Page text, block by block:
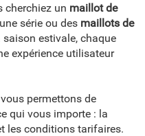
cherchiez un maillot de
série ou des maillots de
estivale, chaque
expérience utilisateur
permettons de
qui vous importe : la
les conditions tarifaires.